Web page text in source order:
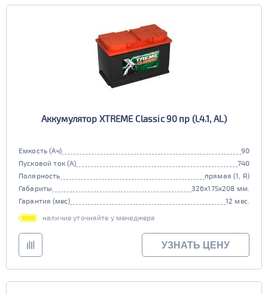
Аккумулятор XTREME Classic 90 пр (L4.1, AL)
Емкость (Ач)
90
Пусковой ток (А)
740
Полярность
прямая (1, R)
Габариты
326x175x208 мм.
Гарантия (мес)
12 мес.
наличие уточняйте у менеджера
УЗНАТЬ ЦЕНУ